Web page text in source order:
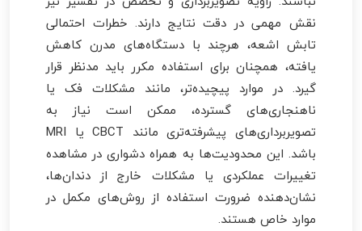
نقش مهمی در دقت نتایج دارند. خطرات احتمالی
تابش اشعه، هرچند با دستگاه‌های مدرن کاهش
یافته، همچنان برای استفاده مکرر باید مدنظر قرار
گیرد. در موارد پیچیده‌تر، مانند مشکلات فک یا
ناهنجاری‌های گسترده، ممکن است نیاز به
تصویربرداری‌های پیشرفته‌تری مانند CBCT یا MRI
باشد. این محدودیت‌ها به همراه دشواری در مشاهده
تغییرات عملکردی یا مشکلات خارج از دندان‌ها،
نشان‌دهنده ضرورت استفاده از روش‌های مکمل در
موارد خاص هستند.